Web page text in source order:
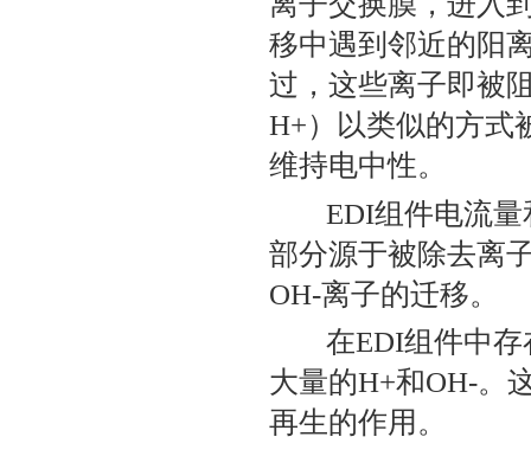
移中遇到邻近的阳
过，这些离子即被
H+）以类似的方式
维持电中性。
EDI组件电流
部分源于被除去离
OH-离子的迁移。
在EDI组件中
大量的H+和OH-。
再生的作用。